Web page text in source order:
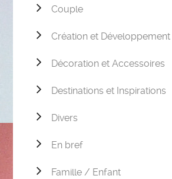
Couple
Création et Développement
Décoration et Accessoires
Destinations et Inspirations
Divers
En bref
Famille / Enfant